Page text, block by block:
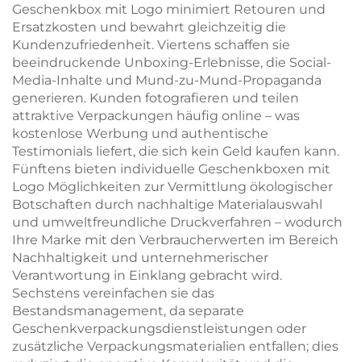
Geschenkbox mit Logo minimiert Retouren und
Ersatzkosten und bewahrt gleichzeitig die
Kundenzufriedenheit. Viertens schaffen sie
beeindruckende Unboxing-Erlebnisse, die Social-
Media-Inhalte und Mund-zu-Mund-Propaganda
generieren. Kunden fotografieren und teilen
attraktive Verpackungen häufig online – was
kostenlose Werbung und authentische
Testimonials liefert, die sich kein Geld kaufen kann.
Fünftens bieten individuelle Geschenkboxen mit
Logo Möglichkeiten zur Vermittlung ökologischer
Botschaften durch nachhaltige Materialauswahl
und umweltfreundliche Druckverfahren – wodurch
Ihre Marke mit den Verbraucherwerten im Bereich
Nachhaltigkeit und unternehmerischer
Verantwortung in Einklang gebracht wird.
Sechstens vereinfachen sie das
Bestandsmanagement, da separate
Geschenkverpackungsdienstleistungen oder
zusätzliche Verpackungsmaterialien entfallen; dies